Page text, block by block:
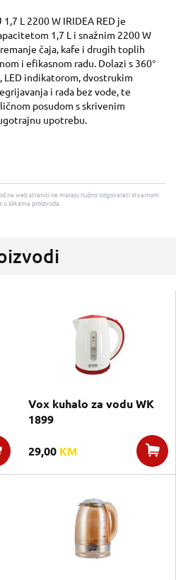
L 2200 W IRIDEA RED je
1,7 L i snažnim 2200 W
čaja, kafe i drugih toplih
i efikasnom radu. Dolazi s 360°
indikatorom, dvostrukim
i rada bez vode, te
posudom s skrivenim
upotrebu.
na web stranici ne moraju nužno odgovarati stvarnom
u slikama proizvoda.
Vox kuhalo za vodu WK
1899
29,00 KM